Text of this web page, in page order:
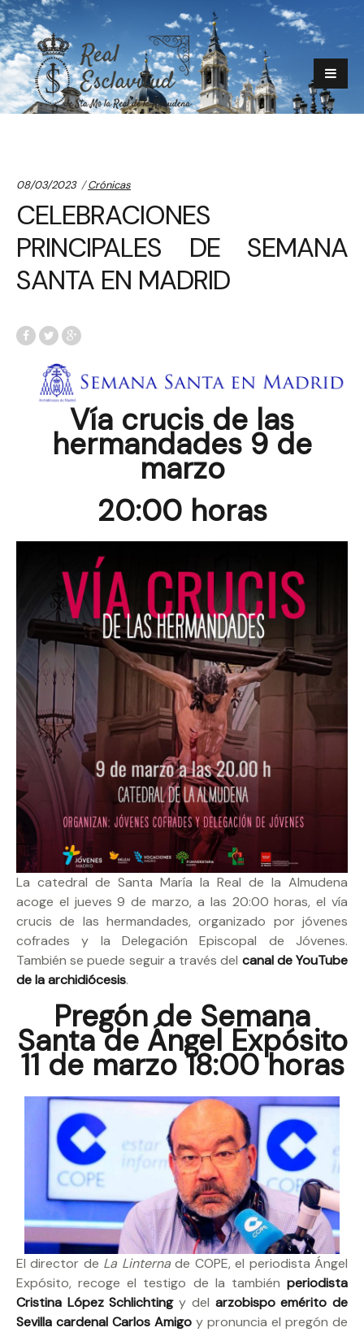
08/03/2023 Categories:
Crónicas
CELEBRACIONES
PRINCIPALES DE SEMANA
SANTA EN MADRID
Vía crucis de las
hermandades 9 de
marzo
20:00 horas
La catedral de Santa María la Real de la Almudena
acoge el jueves 9 de marzo, a las 20:00 horas, el vía
crucis de las hermandades, organizado por jóvenes
cofrades y la Delegación Episcopal de Jóvenes.
También se puede seguir a través del canal de YouTube
de la archidiócesis.
Pregón de Semana
Santa de Ángel Expósito
11 de marzo 18:00 horas
El director de La Linternade COPE, el periodista Ángel
Expósito, recoge el testigo de la también periodista
Cristina López Schlichtingy del arzobispo emérito de
Sevilla cardenal Carlos Amigo y pronuncia el pregón de